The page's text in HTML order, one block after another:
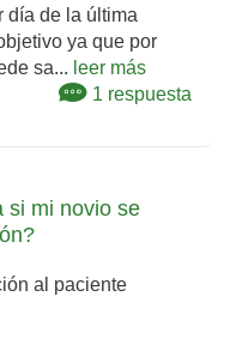
día de la última
ya que por
sa... leer más
1 respuesta
si mi novio se
al paciente